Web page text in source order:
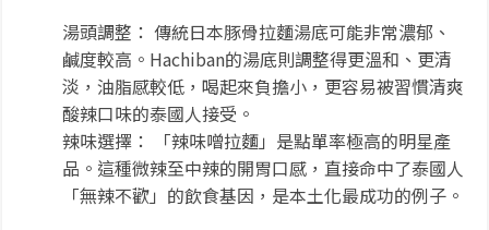
湯頭調整： 傳統日本豚骨拉麵湯底可能非常濃郁、
鹹度較高。Hachiban的湯底則調整得更溫和、更清
淡，油脂感較低，喝起來負擔小，更容易被習慣清爽
酸辣口味的泰國人接受。
辣味選擇： 「辣味噌拉麵」是點單率極高的明星產
品。這種微辣至中辣的開胃口感，直接命中了泰國人
「無辣不歡」的飲食基因，是本土化最成功的例子。